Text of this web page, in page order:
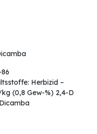
Herbizid –
(0,8 Gew-%) 2,4-D